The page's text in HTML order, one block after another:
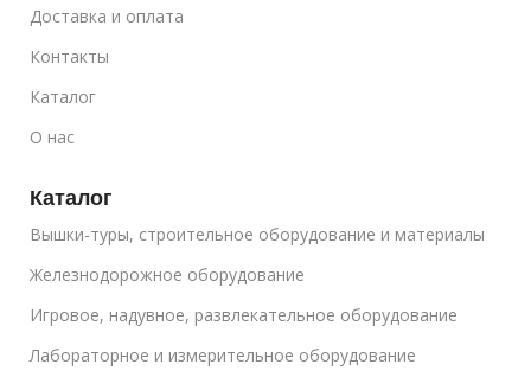
Доставка и оплата
Контакты
Каталог
О нас
Каталог
Вышки-туры, строительное оборудование и материалы
Железнодорожное оборудование
Игровое, надувное, развлекательное оборудование
Лабораторное и измерительное оборудование